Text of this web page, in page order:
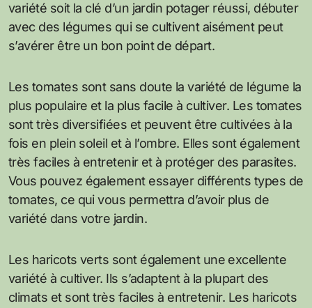
variété soit la clé d’un jardin potager réussi, débuter
avec des légumes qui se cultivent aisément peut
s’avérer être un bon point de départ.
Les tomates sont sans doute la variété de légume la
plus populaire et la plus facile à cultiver. Les tomates
sont très diversifiées et peuvent être cultivées à la
fois en plein soleil et à l’ombre. Elles sont également
très faciles à entretenir et à protéger des parasites.
Vous pouvez également essayer différents types de
tomates, ce qui vous permettra d’avoir plus de
variété dans votre jardin.
Les haricots verts sont également une excellente
variété à cultiver. Ils s’adaptent à la plupart des
climats et sont très faciles à entretenir. Les haricots